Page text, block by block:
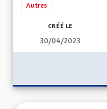
Filtrer les résultats de la
Autres
CRÉÉ LE
30/04/2023